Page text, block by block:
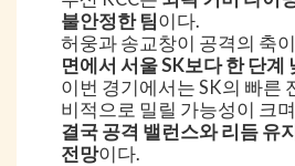
불안정한 팀이다.
허웅과 송교창이 공격의 축
면에서 서울 SK보다 한 단계
이번 경기에서는 SK의 빠른
비적으로 밀릴 가능성이 크
결국 공격 밸런스와 리듬 유
전망이다.